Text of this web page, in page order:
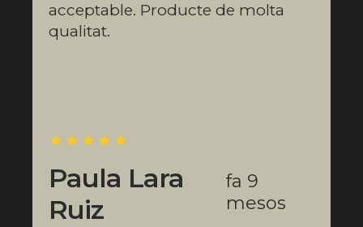
acceptable. Producte de molta
qualitat.
★★★★★
Paula Lara
Ruiz
fa 9
mesos